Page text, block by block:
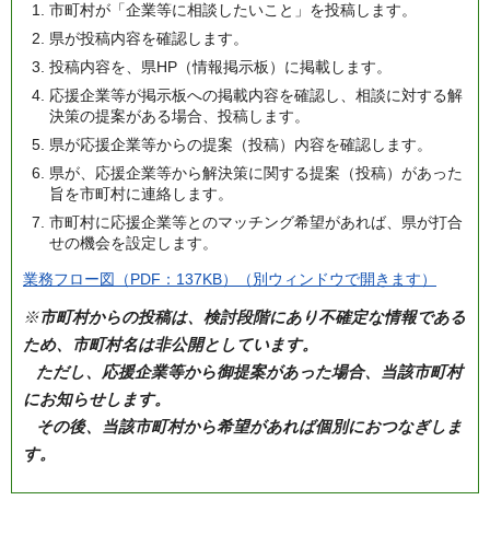
市町村が「企業等に相談したいこと」を投稿します。
県が投稿内容を確認します。
投稿内容を、県HP（情報掲示板）に掲載します。
応援企業等が掲示板への掲載内容を確認し、相談に対する解
決策の提案がある場合、投稿します。
県が応援企業等からの提案（投稿）内容を確認します。
県が、応援企業等から解決策に関する提案（投稿）があった
旨を市町村に連絡します。
市町村に応援企業等とのマッチング希望があれば、県が打合
せの機会を設定します。
業務フロー図（PDF：137KB）（別ウィンドウで開きます）
※市町村からの投稿は、検討段階にあり不確定な情報である
ため、市町村名は非公開としています。
ただし、応援企業等から御提案があった場合、当該市町村
にお知らせします。
その後、当該市町村から希望があれば個別におつなぎしま
す。